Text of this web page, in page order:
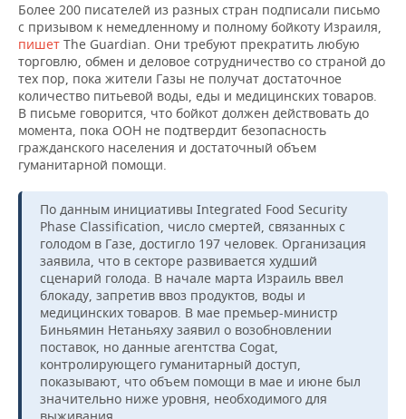
КИБЕРСПОРТ
ФИГУРНОЕ КАТАНИЕ
ВОДНЫЕ ВИДЫ СПОРТА
ХОККЕЙ С МЯЧОМ
КУЛЬТУРА
МЕДИЦИНА
ОБРАЗОВАНИЕ
ПРОИСШЕСТВИЯ
СПИСОК КОМПАНИЙ
Более 200 писателей из разных стран подписали письмо
с призывом к немедленному и полному бойкоту Израиля,
пишет The Guardian. Они требуют прекратить любую
торговлю, обмен и деловое сотрудничество со страной до
тех пор, пока жители Газы не получат достаточное
количество питьевой воды, еды и медицинских товаров.
В письме говорится, что бойкот должен действовать до
момента, пока ООН не подтвердит безопасность
гражданского населения и достаточный объем
гуманитарной помощи.
По данным инициативы Integrated Food Security
Phase Classification, число смертей, связанных с
голодом в Газе, достигло 197 человек. Организация
заявила, что в секторе развивается худший
сценарий голода. В начале марта Израиль ввел
блокаду, запретив ввоз продуктов, воды и
медицинских товаров. В мае премьер-министр
Биньямин Нетаньяху заявил о возобновлении
поставок, но данные агентства Cogat,
контролирующего гуманитарный доступ,
показывают, что объем помощи в мае и июне был
значительно ниже уровня, необходимого для